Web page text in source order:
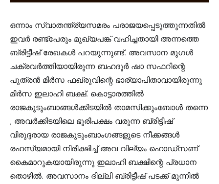
ഒന്നാം സ്വാതന്ത്ര്യസമരം പരാജയപ്പെടുത്തുന്നതിൽ
ഇവർ രണ്ട്പേരും മുഖ്യപങ്ക്‌ വഹിച്ചതായി അന്നത്തെ
ബ്രിട്ടീഷ്‌ രേഖകൾ പറയുന്നുണ്ട്‌. അവസാന മുഗൾ
ചക്രവർത്തിയായിരുന്ന ബഹദൂർ ഷാ സഫറിന്റെ
പുത്രൻ മിർസ ഫഖ്രുവിന്റെ ഭാര്യാപിതാവായിരുന്നു
മിർസ ഇലാഹി ബക്ഷ്‌. കൊട്ടാരത്തിൽ
രാജകുടുംബാങ്ങൾക്കിടയിൽ താമസിക്കുംബോൾ തന്നെ
, അവർക്കിടയിലെ ഭൂരിപക്ഷം വരുന്ന ബ്രിട്ടീഷ്‌
വിരുദ്ദരായ രാജകുടുംബാംഗങ്ങളുടെ നീക്കങ്ങൾ
രഹസ്യമായി നിരീക്ഷിച്ച്‌ അവ വില്യം ഹൊഡ്സണ്
കൈമാറുകയായിരുന്നു ഇലാഹി ബക്ഷിന്റെ പ്രധാന
തൊഴിൽ. അവസാനം ദില്ലി ബ്രിട്ടീഷ്‌ പടക്ക്‌ മുന്നിൽ